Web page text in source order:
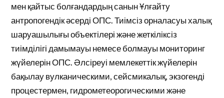
мен қайтыс болғандардың санын Ұлғайту
антропогендік әсерді ОПС. Тиімсіз орналасуы халық
шаруашылығы объектілері және жеткіліксіз
тиімділігі дамымауы немесе болмауы мониторинг
жүйелерін ОПС. Әлсіреуі мемлекеттік жүйелерін
бақылау вулканическими, сейсмикалық, экзогенді
процестермен, гидрометеорогическими және